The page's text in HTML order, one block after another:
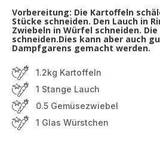
Vorbereitung: Die Kartoffeln
Stücke schneiden. Den Lauch in
Zwiebeln in Würfel schneiden.
schneiden.Dies kann aber auch
Dampfgarens gemacht werden.
1.2kg Kartoffeln
1 Stange Lauch
0.5 Gemüsezwiebel
1 Glas Würstchen